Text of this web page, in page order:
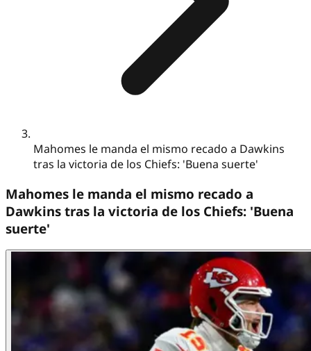
Mahomes le manda el mismo recado a Dawkins
tras la victoria de los Chiefs: 'Buena suerte'
Mahomes le manda el mismo recado a
Dawkins tras la victoria de los Chiefs: 'Buena
suerte'